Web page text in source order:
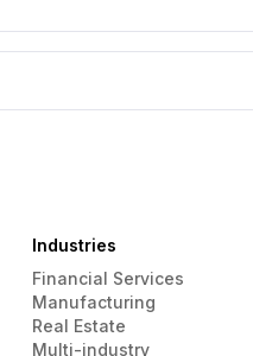
Industries
Financial Services
Manufacturing
Real Estate
Multi-industry